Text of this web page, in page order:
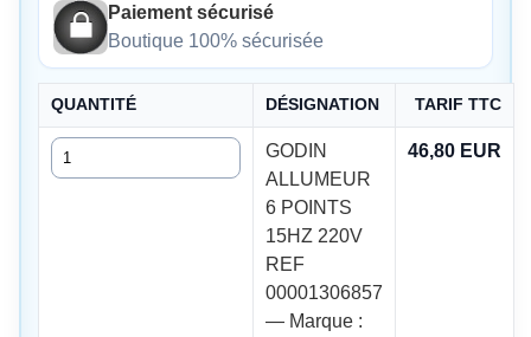
Paiement sécurisé
Boutique 100% sécurisée
QUANTITÉ DÉSIGNATION TARIF TTC
Quantité
GODIN
ALLUMEUR
6 POINTS
15HZ 220V
REF
00001306857
— Marque :
46,80 EUR